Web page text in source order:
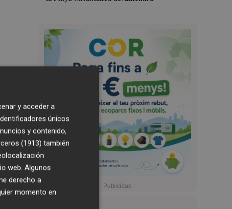
y acceder a
únicos
y contenido,
(1913) también
web. Algunos
derecho a
momento en